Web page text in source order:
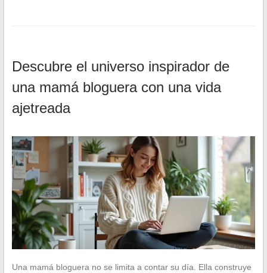
Descubre el universo inspirador de
una mamá bloguera con una vida
ajetreada
Una mamá bloguera no se limita a contar su día. Ella construye